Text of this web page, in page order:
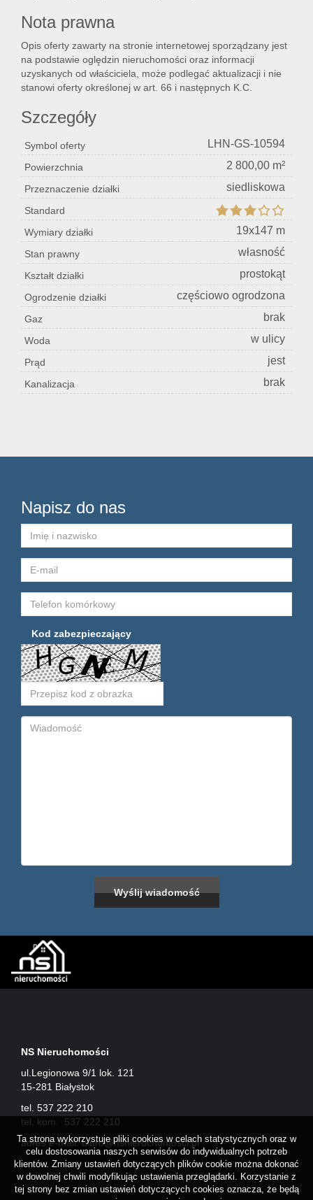
Hale
Nota prawna
Opis oferty zawarty na stronie internetowej sporządzany jest
na podstawie oględzin nieruchomości oraz informacji
uzyskanych od właściciela, może podlegać aktualizacji i nie
stanowi oferty określonej w art. 66 i następnych K.C.
Szczegóły
Symbol oferty LHN-GS-10594
Powierzchnia 2 800,00 m²
Przeznaczenie działki siedliskowa
Standard
Wymiary działki
19x147 m
Stan prawny własność
Kształt działki prostokąt
Ogrodzenie działki częściowo ogrodzona
Gaz brak
Woda w ulicy
Prąd jest
Kanalizacja brak
Napisz do nas
Kod zabezpieczający
NS Nieruchomości
ul.Legionowa 9/1 lok. 121
15-281 Białystok
tel. 537 222 210
tel. kom. 537 222 210
adres e-mail:biuro@nsnieruchomosci.pl
Ta strona wykorzystuje pliki cookies w celach statystycznych oraz w
celu dostosowania naszych serwisów do indywidualnych potrzeb
klientów. Zmiany ustawień dotyczących plików cookie można dokonać
w dowolnej chwili modyfikując ustawienia przeglądarki. Korzystanie z
tej strony bez zmian ustawień dotyczących cookies oznacza, że będą